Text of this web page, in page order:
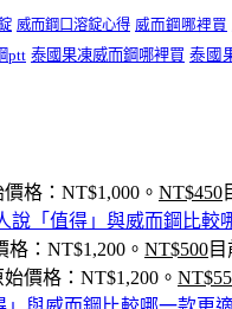
威而鋼口溶錠心得 威而鋼哪裡買
ptt 泰國果凍威而鋼哪裡買 泰國
格：NT$1,000。 NT$450
「值得」與威而鋼比較
格：NT$1,200。 NT$500
始價格：NT$1,200。 NT$